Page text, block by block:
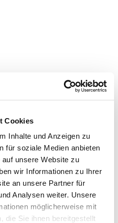
Cookies
Inhalte und Anzeigen zu
für soziale Medien anbieten
unsere Website zu
wir Informationen zu Ihrer
an unsere Partner für
Analysen weiter. Unsere
möglicherweise mit
die Sie ihnen bereitgestellt